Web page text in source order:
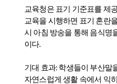
교육청은 표기 기준표를 제
교육을 시행하면 표기 혼란
시 아침 방송을 통해 음식명
이다.
기대 효과: 학생들이 부산말
자연스럽게 생활 속에서 익